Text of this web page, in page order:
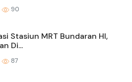
90
Stasiun MRT Bundaran HI,
Di...
87